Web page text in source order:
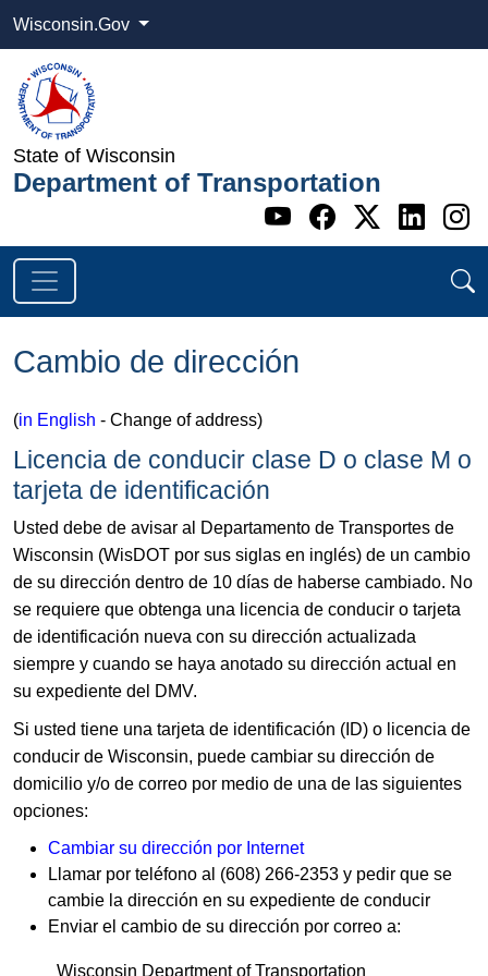
Wisconsin.Gov
State of Wisconsin
Department of Transportation
Go to WI
Go to WI
Go to
Go
Cambio de dirección
(in English - Change of address)
Licencia de conducir clase D o clase M o
tarjeta de identificación
Usted debe de avisar al Departamento de Transportes de
Wisconsin (WisDOT por sus siglas en inglés) de un cambio
de su dirección dentro de 10 días de haberse cambiado. No
se requiere que obtenga una licencia de conducir o tarjeta
de identificación nueva con su dirección actualizada
siempre y cuando se haya anotado su dirección actual en
su expediente del DMV.
Si usted tiene una tarjeta de identificación (ID) o licencia de
conducir de Wisconsin, puede cambiar su dirección de
domicilio y/o de correo por medio de una de las siguientes
opciones:
Cambiar su dirección por Internet
Llamar por teléfono al (608) 266-2353 y pedir que se
cambie la dirección en su expediente de conducir
Enviar el cambio de su dirección por correo a:
Wisconsin Department of Transportation